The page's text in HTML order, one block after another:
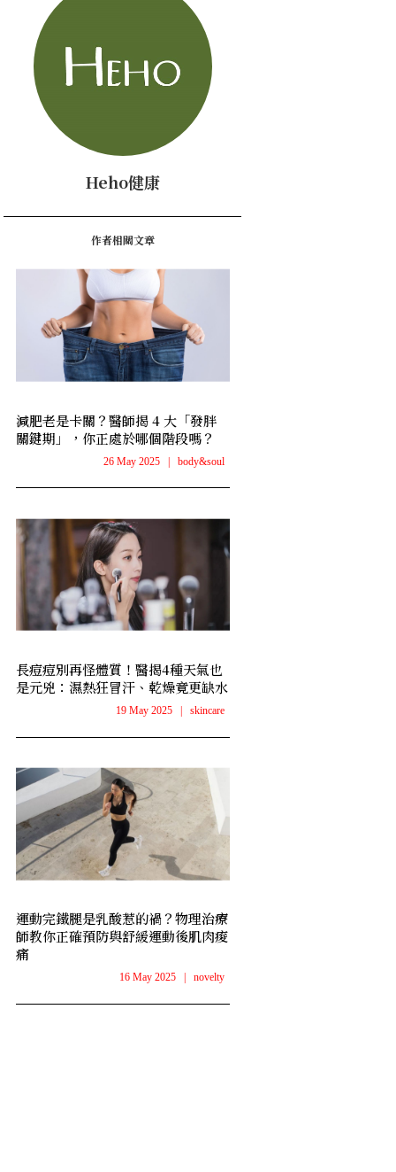
Heho健康
作者相關文章
減肥老是卡關？醫師揭 4 大「發胖
關鍵期」，你正處於哪個階段嗎？
26 May 2025 | body&soul
長痘痘別再怪體質！醫揭4種天氣也
是元兇：濕熱狂冒汗、乾燥竟更缺水
19 May 2025 skincare
運動完鐵腿是乳酸惹的禍？物理治療
師教你正確預防與舒緩運動後肌肉痠
痛
16 May 2025 novelty